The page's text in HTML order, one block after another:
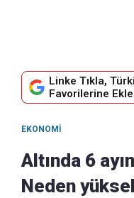
Linke Tıkla,
Favorilerine
EKONOMI
Altında 6
Neden